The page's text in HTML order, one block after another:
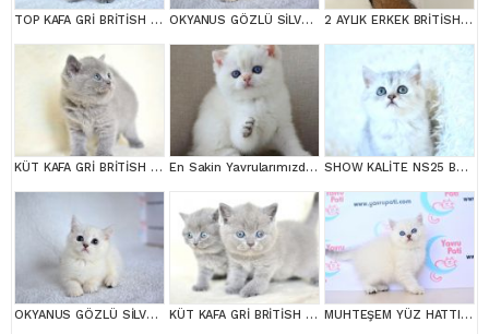
TOP KAFA GRİ BRİTİSH SHORTHAİR YAVRUMUZ OKYANUS GÖZLÜ SİLVER POİNT BRİTİSH SHORTHAİR YAVRUMUZ 2 AYLIK ERKEK BRİTİSH SHORT HAİR
KÜT KAFA GRİ BRİTİSH SHORTHAİR YAVRULARIMIZ En Sakin Yavrularımızdan NS1133 British Shorthair SHOW KALİTE NS25 BRİTİSH SHORTHAİR YAVRUMUZ DİŞİ
OKYANUS GÖZLÜ SİLVER POİNT BRİTİSH SHORTHAİR YAVRUMUZ KÜT KAFA GRİ BRİTİSH SHORTHAİR YAVRULARIMIZ MUHTEŞEM YÜZ HATTI SİLVER BRİTİSH SHORTHAİRNS1133